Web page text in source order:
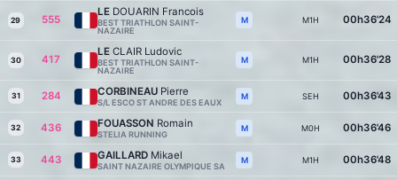
29 555
LE DOUARIN Francois
BEST TRIATHLON SAINT-
NAZAIRE
M M1H 00h36'24
30 417
LE CLAIR Ludovic
BEST TRIATHLON SAINT-
NAZAIRE
M M1H 00h36'28
31 284 CORBINEAU Pierre
S/L ESCO ST ANDRE DES EAUX
M SEH 00h36'43
32 436 FOUASSON Romain
STELIA RUNNING
M M0H 00h36'46
33 443 GAILLARD Mikael
SAINT NAZAIRE OLYMPIQUE SA
M M1H 00h36'48